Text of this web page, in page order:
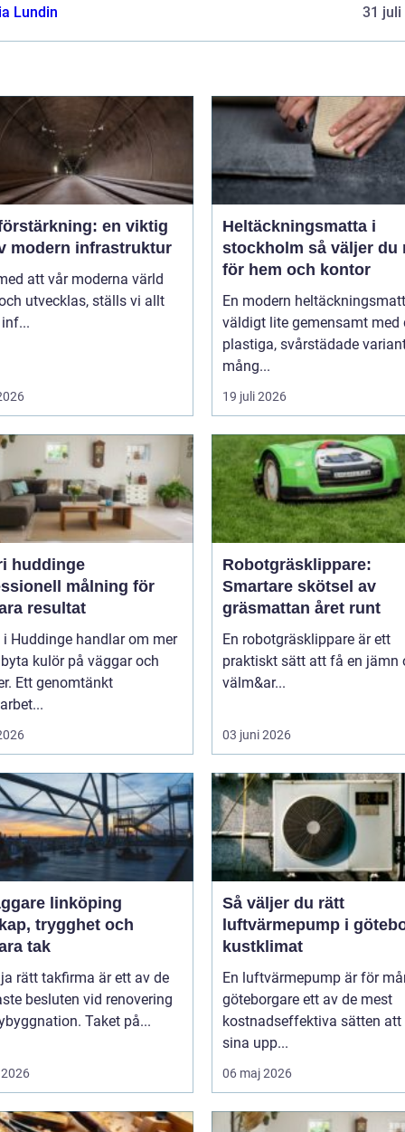
Lundin 31 juli
en viktig
modern infrastruktur
att vår moderna värld
utvecklas, ställs vi allt
Heltäckningsmatta i
stockholm så väljer du rätt
för hem och kontor
En modern
väldigt lite gemensamt med
plastiga, svårstädade
mång...
19 juli 2026
huddinge
målning för
resultat
Huddinge handlar om mer
kulör på väggar och
Ett genomtänkt
Robotgräsklippare:
Smartare skötsel av
gräsmattan året runt
En robotgräsklippare är ett
praktiskt sätt att få en jämn
välm&ar...
03 juni 2026
linköping
trygghet och
tak
rätt takfirma är ett av de
besluten vid renovering
Taket på...
Så väljer du rätt
luftvärmepump i
kustklimat
En luftvärmepump är för
göteborgare ett av de mest
kostnadseffektiva sätten att
sina upp...
06 maj 2026